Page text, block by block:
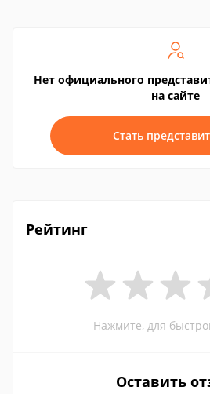
Нет официального
на сайте
Стать
Рейтинг
Нажмите, для
Оставить